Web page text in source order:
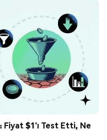
Fiyat $1'ı Test Etti, Ne